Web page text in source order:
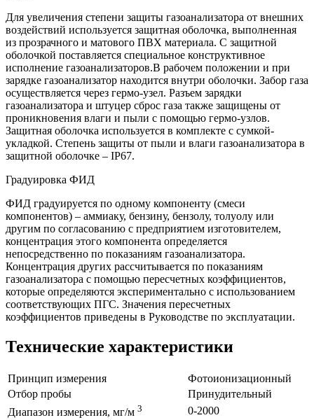
Для увеличения степени защиты газоанализатора от внешних
воздействий используется защитная оболочка, выполненная
из прозрачного и матового ПВХ материала. С защитной
оболочкой поставляется специальное конструктивное
исполнение газоанализаторов.В рабочем положении и при
зарядке газоанализатор находится внутри оболочки. Забор газа
осуществляется через гермо-узел. Разъем зарядки
газоанализатора и штуцер сброс газа также защищены от
проникновения влаги и пыли с помощью гермо-узлов.
Защитная оболочка используется в комплекте с сумкой-
укладкой. Степень защиты от пыли и влаги газоанализатора в
защитной оболочке – IP67.
Градуировка ФИД
ФИД градуируется по одному компоненту (смеси
компонентов) – аммиаку, бензину, бензолу, толуолу или
другим по согласованию с предприятием изготовителем,
концентрация этого компонента определяется
непосредственно по показаниям газоанализатора.
Концентрация других рассчитывается по показаниям
газоанализатора с помощью пересчетных коэффициентов,
которые определяются экспериментально с использованием
соответствующих ПГС. Значения пересчетных
коэффициентов приведены в Руководстве по эксплуатации.
Технические характеристики
Принцип измерения
Фотоионизационный
Отбор пробы
Принудительный
Диапазон измерения, мг/м 3
0-2000